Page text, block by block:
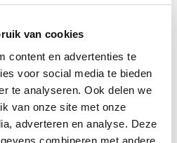
van cookies
content en advertenties te
voor social media te bieden
te analyseren. Ook delen we
van onze site met onze
adverteren en analyse. Deze
combineren met andere
Archief Alkmaar een
in de schijnwerpers. Deze
gebakken zat in een soes. Op
staat een versje met een
Rijp, ‘oud 80 jaar’. Het is
nog geen tien bij zeven
kleine formaat staat op de